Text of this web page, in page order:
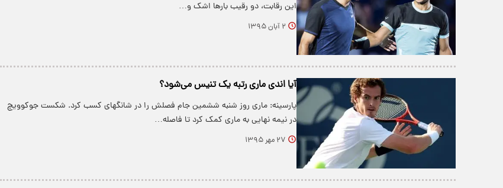
این رقابت، دو رقیب بارها اشک و…
۲ آبان ۱۳۹۵
آیا اندی ماری رتبه یک تنیس می‌شود؟
پارسینه: ماری روز شنبه ششمین جام فصلش را در شانگهای کسب کرد. شکست جوکوویچ
در نیمه نهایی به ماری کمک کرد تا فاصله…
۲۷ مهر ۱۳۹۵